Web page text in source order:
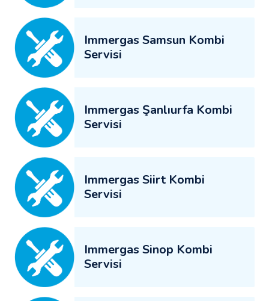
Immergas Samsun Kombi
Servisi
Immergas Şanlıurfa Kombi
Servisi
Immergas Siirt Kombi
Servisi
Immergas Sinop Kombi
Servisi